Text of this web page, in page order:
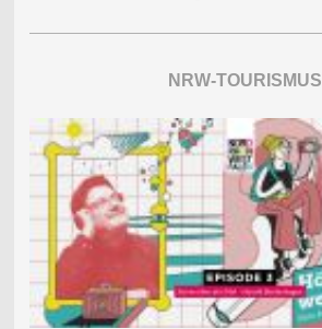
NRW-TOURISMUS